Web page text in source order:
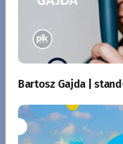
Bartosz Gajda |